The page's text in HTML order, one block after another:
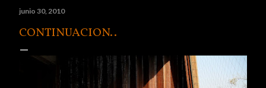
junio 30, 2010
CONTINUACION..